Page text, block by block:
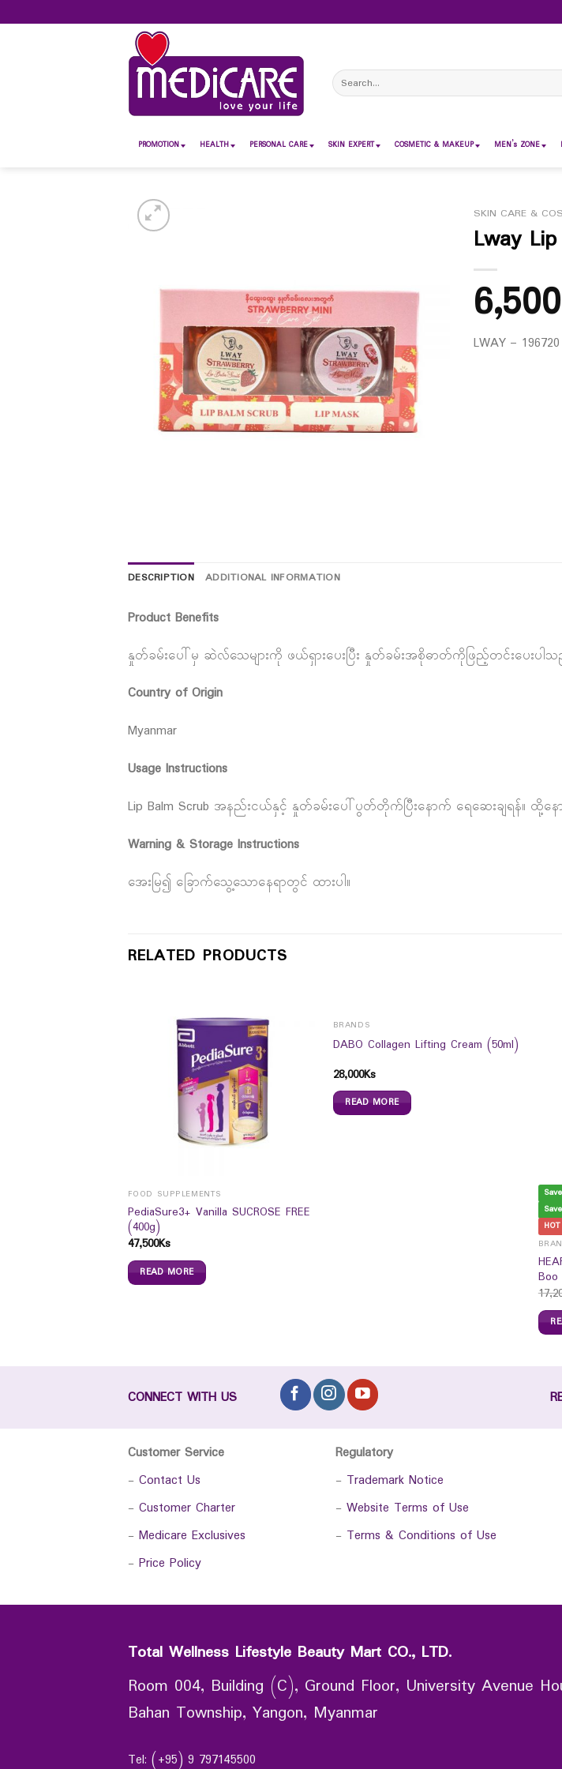
to
Search
for:
PROMOTION HEALTH PERSONAL CARE SKIN EXPERT COSMETIC & MAKEUP MEN’s ZONE
SKIN CARE &
Lway
6,500
LWAY – 196720
DESCRIPTION ADDITIONAL INFORMATION
Product Benefits
နှုတ်ခမ်းပေါ်မှ ဆဲလ်သေများကို ဖယ်ရှားပေးပြီး နှုတ်ခမ်းအစိုဓာတ်ကိုဖြည့်တင်းပေ
Country of Origin
Myanmar
Usage Instructions
Lip Balm Scrub အနည်းငယ်နှင့် နှုတ်ခမ်းပေါ်ပွတ်တိုက်ပြီးနောက် ရေဆေးချရန်။ ထို့နေ
Warning & Storage Instructions
အေးမြ၍ ခြောက်သွေ့သောနေရာတွင် ထားပါ။
RELATED PRODUCTS
FOOD SUPPLEMENTS
PediaSure3+ Vanilla SUCROSE FREE
(400g)
47,500Ks
READ MORE
BRANDS
DABO Collagen Lifting Cream (50ml)
28,000Ks
READ MORE
HOT
Boo
CONNECT WITH US
Customer Service
- Contact Us
- Customer Charter
- Medicare Exclusives
- Price Policy
Regulatory
- Trademark Notice
- Website Terms of Use
- Terms & Conditions of Use
Total Wellness Lifestyle Beauty Mart CO., LTD.
Room 004, Building (C), Ground Floor, University Avenue
Bahan Township, Yangon, Myanmar
Tel: (+95) 9 797145500